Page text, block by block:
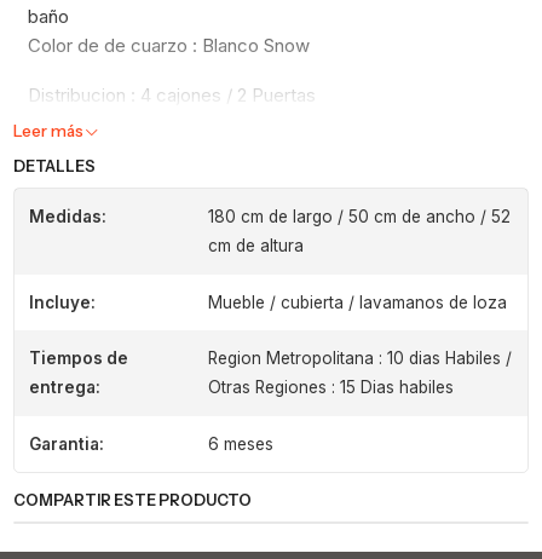
baño
Color de de cuarzo : Blanco Snow
Distribucion : 4 cajones / 2 Puertas
Leer más
DETALLES
Medidas:
180 cm de largo / 50 cm de ancho / 52
cm de altura
Incluye: Mueble / cubierta / lavamanos de loza
Tiempos de
entrega:
Region Metropolitana : 10 dias Habiles /
Otras Regiones : 15 Dias habiles
Garantia: 6 meses
COMPARTIR ESTE PRODUCTO